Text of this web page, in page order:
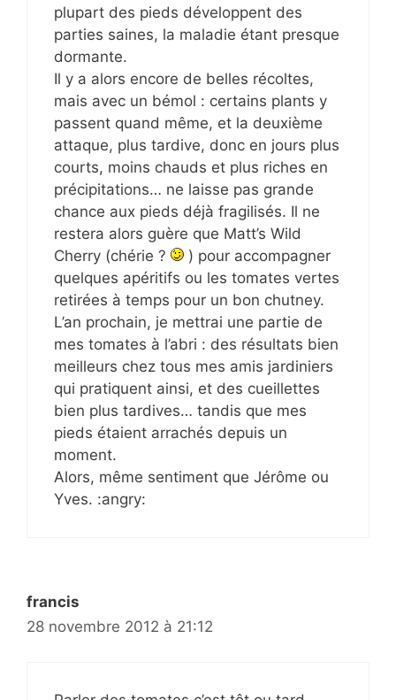
plupart des pieds développent des
parties saines, la maladie étant presque
dormante.
Il y a alors encore de belles récoltes,
mais avec un bémol : certains plants y
passent quand même, et la deuxième
attaque, plus tardive, donc en jours plus
courts, moins chauds et plus riches en
précipitations… ne laisse pas grande
chance aux pieds déjà fragilisés. Il ne
restera alors guère que Matt’s Wild
Cherry (chérie ?
) pour accompagner
quelques apéritifs ou les tomates vertes
retirées à temps pour un bon chutney.
L’an prochain, je mettrai une partie de
mes tomates à l’abri : des résultats bien
meilleurs chez tous mes amis jardiniers
qui pratiquent ainsi, et des cueillettes
bien plus tardives… tandis que mes
pieds étaient arrachés depuis un
moment.
Alors, même sentiment que Jérôme ou
Yves. :angry:
francis
28 novembre 2012 à 21:12